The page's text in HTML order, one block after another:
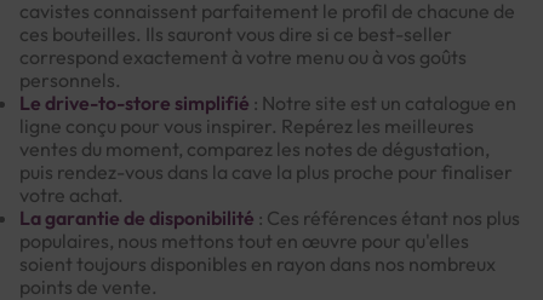
cavistes connaissent parfaitement le profil de chacune de
ces bouteilles. Ils sauront vous dire si ce best-seller
correspond exactement à votre menu ou à vos goûts
personnels.
Le drive-to-store simplifié : Notre site est un catalogue en
ligne conçu pour vous inspirer. Repérez les meilleures
ventes du moment, comparez les notes de dégustation,
puis rendez-vous dans la cave la plus proche pour finaliser
votre achat.
La garantie de disponibilité : Ces références étant nos plus
populaires, nous mettons tout en œuvre pour qu'elles
soient toujours disponibles en rayon dans nos nombreux
points de vente.